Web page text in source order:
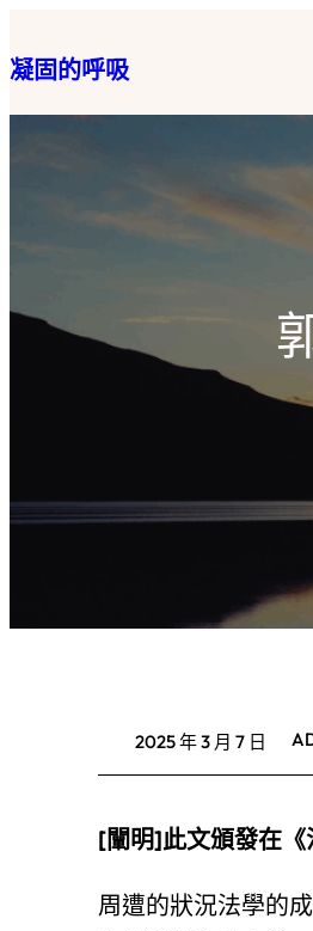
至
主
凝固的呼吸
2025 年 3 月 7 日
[闡明]此文頒發在《
周遭的狀況法學的